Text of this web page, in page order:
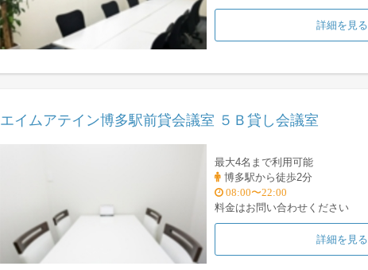
詳細を見る
エイムアテイン博多駅前貸会議室 ５Ｂ貸し会議室
最大4名まで利用可能
博多駅から徒歩2分
08:00〜22:00
料金はお問い合わせください
詳細を見る